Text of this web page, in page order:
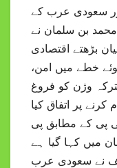
سعودی عرب کے
بن سلمان نے
بڑھتے اقتصادی
خطے میں امن،
وژن کو فروغ
پر اتفاق کیا
پی کے مطابق پی
میں کہا گیا ہے
نے سعودی عرب